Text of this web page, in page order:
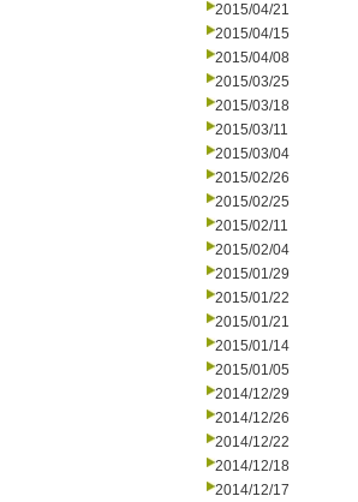
2015/04/21
2015/04/15
2015/04/08
2015/03/25
2015/03/18
2015/03/11
2015/03/04
2015/02/26
2015/02/25
2015/02/11
2015/02/04
2015/01/29
2015/01/22
2015/01/21
2015/01/14
2015/01/05
2014/12/29
2014/12/26
2014/12/22
2014/12/18
2014/12/17